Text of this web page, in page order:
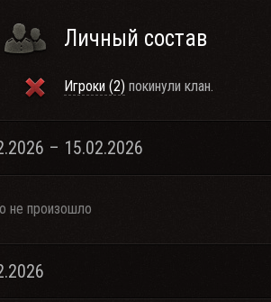
Личный состав
Игроки (2) покинули клан.
– 15.02.2026
не произошло